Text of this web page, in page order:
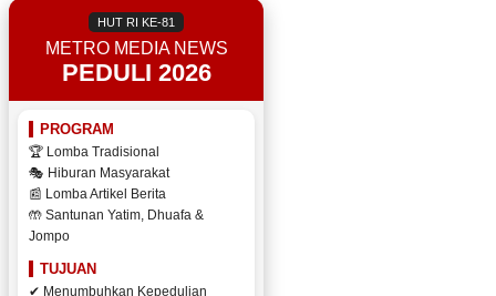
HUT RI KE-81
METRO MEDIA NEWS
PEDULI 2026
PROGRAM
🏆 Lomba Tradisional
🎭 Hiburan Masyarakat
📰 Lomba Artikel Berita
🤲 Santunan Yatim, Dhuafa &
Jompo
TUJUAN
✔ Menumbuhkan Kepedulian